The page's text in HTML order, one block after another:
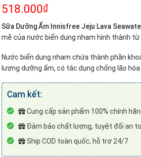
518.000₫
Sữa Dưỡng Ẩm Innisfree Jeju Lava
mẽ của nước biển dung nham hình thành từ
Nước biển dung nham chứa thành phần
lượng dưỡng ẩm, có tác dụng chống lão hóa
Cam kết:
Cung cấp sản phẩm 100% chính
Đảm bảo chất lượng, tuyệt đối an
Ship COD toàn quốc, hỗ trợ 24/7